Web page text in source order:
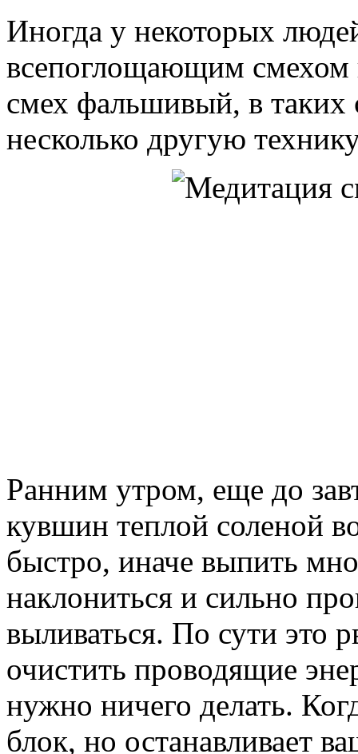
Иногда у некоторых
всепоглощающим смехом
смех фальшивый, в таких
несколько другую
Ранним утром, еще до
кувшин теплой соленой
быстро, иначе выпить
наклониться и сильно
выливаться. По сути это
очистить проводящие
нужно ничего делать.
блок, но останавливает